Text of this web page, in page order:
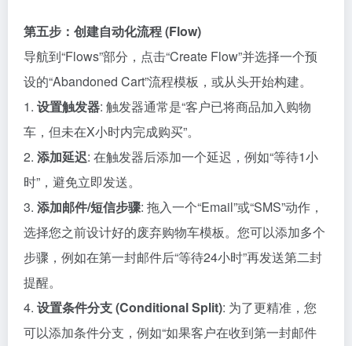
第五步：创建自动化流程 (Flow)
导航到“Flows”部分，点击“Create Flow”并选择一个预
设的“Abandoned Cart”流程模板，或从头开始构建。
1. 设置触发器: 触发器通常是“客户已将商品加入购物
车，但未在X小时内完成购买”。
2. 添加延迟: 在触发器后添加一个延迟，例如“等待1小
时”，避免立即发送。
3. 添加邮件/短信步骤: 拖入一个“Email”或“SMS”动作，
选择您之前设计好的废弃购物车模板。您可以添加多个
步骤，例如在第一封邮件后“等待24小时”再发送第二封
提醒。
4. 设置条件分支 (Conditional Split): 为了更精准，您
可以添加条件分支，例如“如果客户在收到第一封邮件